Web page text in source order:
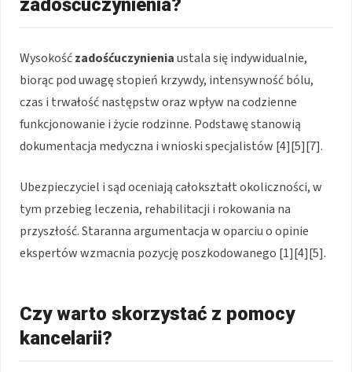
zadośćuczynienia?
Wysokośćzadośćuczynieniaustala się indywidualnie,
biorąc pod uwagę stopień krzywdy, intensywność bólu,
czas i trwałość następstw oraz wpływ na codzienne
funkcjonowanie i życie rodzinne. Podstawę stanowią
dokumentacja medyczna i wnioski specjalistów [4][5][7].
Ubezpieczyciel i sąd oceniają całokształt okoliczności, w
tym przebieg leczenia, rehabilitacji i rokowania na
przyszłość. Staranna argumentacja w oparciu o opinie
ekspertów wzmacnia pozycję poszkodowanego [1][4][5].
Czy warto skorzystać z pomocy
kancelarii?